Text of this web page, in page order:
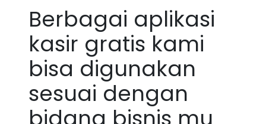
Berbagai aplikasi
kasir gratis kami
bisa digunakan
sesuai dengan
bidang bisnis mu